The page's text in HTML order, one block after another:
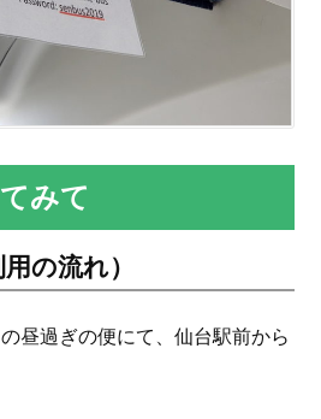
みて
の流れ）
昼過ぎの便にて、仙台駅前から